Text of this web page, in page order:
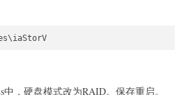
，硬盘模式改为RAID。保存重启。